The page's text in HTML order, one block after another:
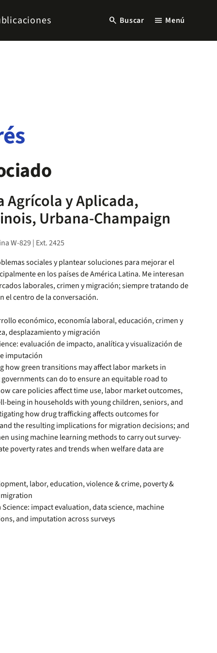
search Buscar menu Menú
Agrícola y Aplicada,
Urbana-Champaign
W-829 | Ext. 2425
sociales y plantear soluciones para mejorar el
en los países de América Latina. Me interesan
laborales, crimen y migración; siempre tratando de
el centro de la conversación.
económico, economía laboral, educación, crimen y
desplazamiento y migración
evaluación de impacto, analítica y visualización de
imputación
how green transitions may affect labor markets in
can do to ensure an equitable road to
care policies affect time use, labor market outcomes,
being in households with young children, seniors, and
how drug trafficking affects outcomes for
the resulting implications for migration decisions; and
using machine learning methods to carry out survey-
poverty rates and trends when welfare data are
labor, education, violence & crime, poverty &
impact evaluation, data science, machine
and imputation across surveys